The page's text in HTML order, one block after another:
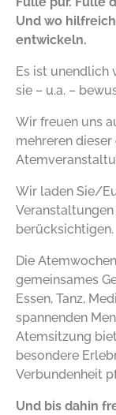
Und wo
entwickeln.
Es ist unendlich
sie – u.a. –
Wir freuen uns
mehreren
Wir laden Sie/
berücksichtigen.
Die
gemeinsames
Essen, Tanz,
spannenden
Atemsitzung
besondere
Verbundenheit
Und bis dahin